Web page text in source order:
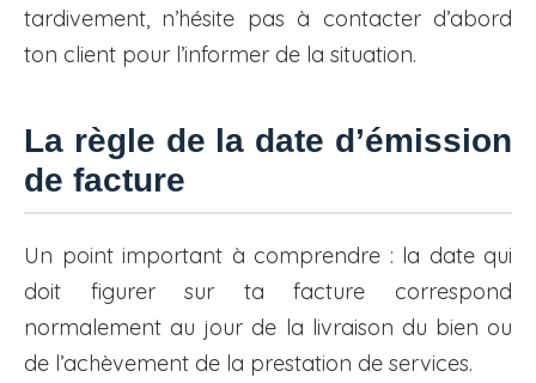
tardivement, n’hésite pas à contacter d’abord
ton client pour l’informer de la situation.
La règle de la date d’émission
de facture
Un point important à comprendre : la date qui
doit figurer sur ta facture correspond
normalement au jour de la livraison du bien ou
de l’achèvement de la prestation de services.